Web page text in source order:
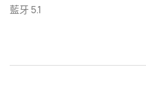
藍牙 5.1